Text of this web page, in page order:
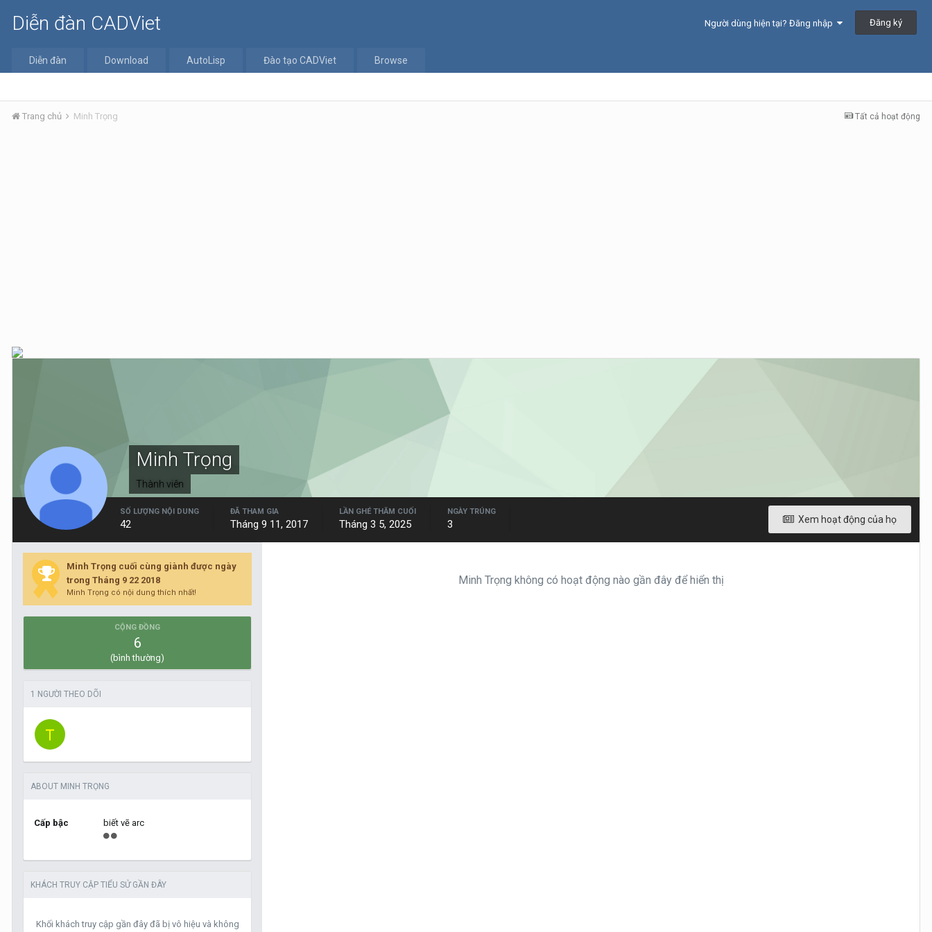
Diễn đàn CADViet Người dùng hiện tại? Đăng nhập Đăng ký
Diễn đàn Download AutoLisp Đào tạo CADViet Browse
Tất cả hoạt động
Trang chủ Minh Trọng
Minh Trọng
Thành viên
Xem hoạt động của họ
SỐ LƯỢNG NỘI DUNG
42
ĐÃ THAM GIA
Tháng 9 11, 2017
LẦN GHÉ THĂM CUỐI
Tháng 3 5, 2025
NGÀY TRÚNG
3
Minh Trọng cuối cùng giành được ngày
trong Tháng 9 22 2018
Minh Trọng có nội dung thích nhất!
CỘNG ĐỒNG
6
(bình thường)
1 NGƯỜI THEO DÕI
ABOUT MINH TRỌNG
Cấp bậc biết vẽ arc
KHÁCH TRUY CẬP TIỂU SỬ GẦN ĐÂY
Khối khách truy cập gần đây đã bị vô hiệu và không
Minh Trọng không có hoạt động nào gần đây để hiển thị